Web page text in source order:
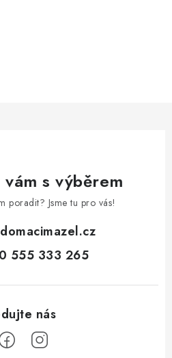
vám s výběrem
poradit? Jsme tu pro vás!
domacimazel.cz
555 333 265